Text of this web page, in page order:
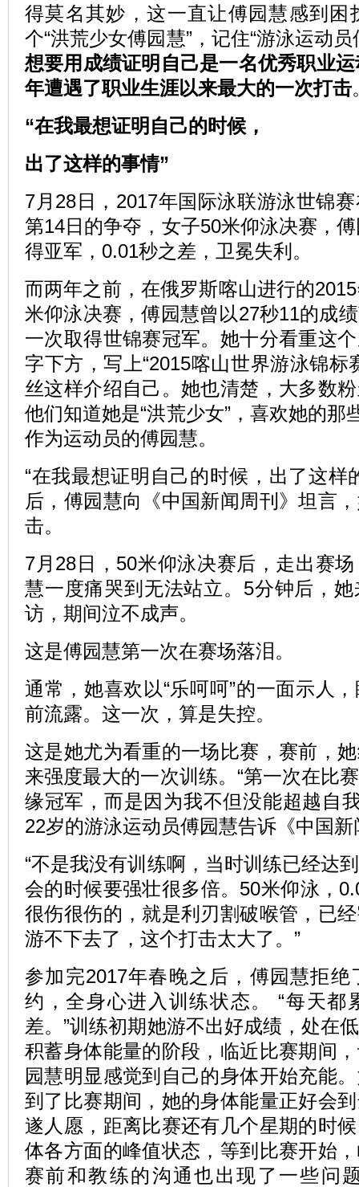
得莫名其妙，这一直让傅园慧感到困
个“洪荒少女傅园慧”，记住“游泳运动员
想要用成绩证明自己是一名优秀职业
年遭遇了职业生涯以来最大的一次打击
“在我最想证明自己的时候，
出了这样的事情”
7月28日，2017年国际泳联游泳世锦
第14日的争夺，女子50米仰泳决赛，
得亚军，0.01秒之差，卫冕失利。
而两年之前，在俄罗斯喀山进行的
米仰泳决赛，傅园慧曾以27秒11的成
一次取得世锦赛冠军。她十分看重这
字下方，写上“2015喀山世界游泳锦标
丝这样介绍自己。她也清楚，大多数
他们知道她是“洪荒少女”，喜欢她的那
作为运动员的傅园慧。
“在我最想证明自己的时候，出了这样
后，傅园慧向《中国新闻周刊》坦言
击。
7月28日，50米仰泳决赛后，走出赛
慧一度痛哭到无法站立。5分钟后，
访，期间泣不成声。
这是傅园慧第一次在赛场落泪。
通常，她喜欢以“乐呵呵”的一面示人
前流露。这一次，算是失控。
这是她尤为看重的一场比赛，赛前，
来强度最大的一次训练。“第一次在比
缘冠军，而是因为我不但没能超越自
22岁的游泳运动员傅园慧告诉《中国
“不是我没有训练啊，当时训练已经达
会的时候要强壮很多倍。50米仰泳，
很伤很伤的，就是利刃割破喉管，已
游不下去了，这个打击太大了。”
参加完2017年春晚之后，傅园慧拒
约，全身心进入训练状态。 “每天都
差。”训练初期她游不出好成绩，处在
积蓄身体能量的阶段，临近比赛期间
园慧明显感觉到自己的身体开始充能
到了比赛期间，她的身体能量正好会
遂人愿，距离比赛还有几个星期的时
体各方面的峰值状态，等到比赛开始
赛前和教练的沟通也出现了一些问